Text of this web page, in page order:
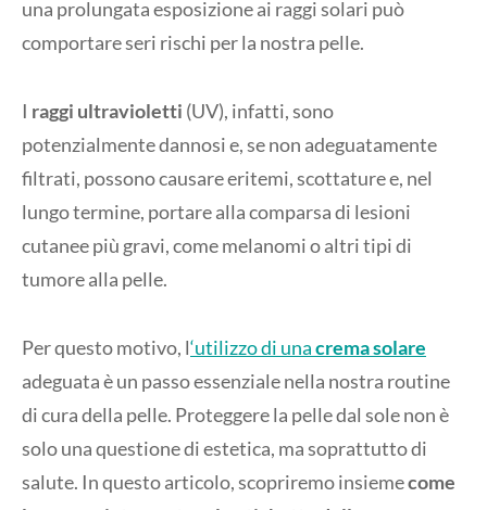
una prolungata esposizione ai raggi solari può
comportare seri rischi per la nostra pelle.
I raggi ultravioletti (UV), infatti, sono
potenzialmente dannosi e, se non adeguatamente
filtrati, possono causare eritemi, scottature e, nel
lungo termine, portare alla comparsa di lesioni
cutanee più gravi, come melanomi o altri tipi di
tumore alla pelle.
Per questo motivo, l‘utilizzo di unacrema solare
adeguata è un passo essenziale nella nostra routine
di cura della pelle. Proteggere la pelle dal sole non è
solo una questione di estetica, ma soprattutto di
salute. In questo articolo, scopriremo insiemecome